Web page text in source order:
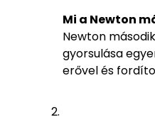
Mi a Newton
Newton
gyorsulása
erővel és